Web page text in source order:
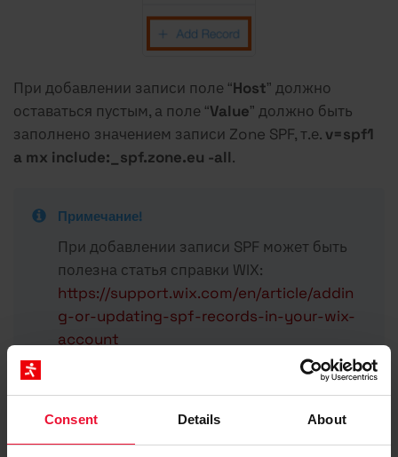
Consent Details About
При добавлении записи поле “Host” должно
оставаться пустым, а поле “Value” должно быть
заполнено значением записи Zone SPF, т.е. v=spf1
a mx include:_spf.zone.eu -all.
Примечание!
При добавлении записи SPF может быть
полезна статья справки WIX:
https://support.wix.com/en/article/addin
g-or-updating-spf-records-in-your-wix-
account
Важно!
После добавления соответствующей записи